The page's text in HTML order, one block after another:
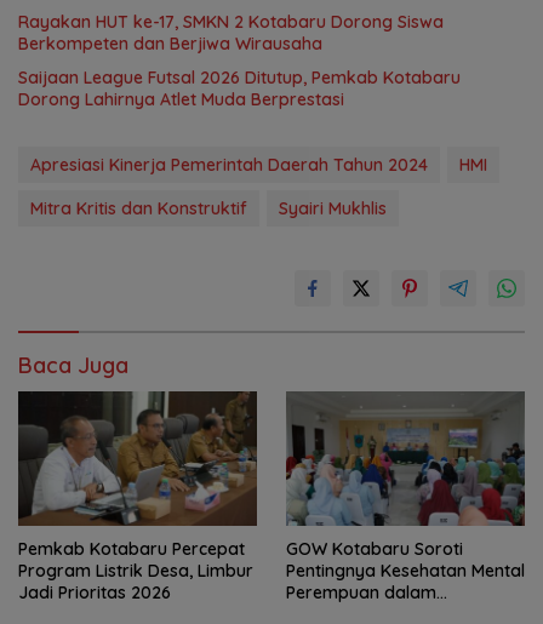
Rayakan HUT ke-17, SMKN 2 Kotabaru Dorong Siswa
Berkompeten dan Berjiwa Wirausaha
Saijaan League Futsal 2026 Ditutup, Pemkab Kotabaru
Dorong Lahirnya Atlet Muda Berprestasi
Apresiasi Kinerja Pemerintah Daerah Tahun 2024
HMI
Mitra Kritis dan Konstruktif
Syairi Mukhlis
Baca Juga
Pemkab Kotabaru Percepat
Program Listrik Desa, Limbur
Jadi Prioritas 2026
GOW Kotabaru Soroti
Pentingnya Kesehatan Mental
Perempuan dalam